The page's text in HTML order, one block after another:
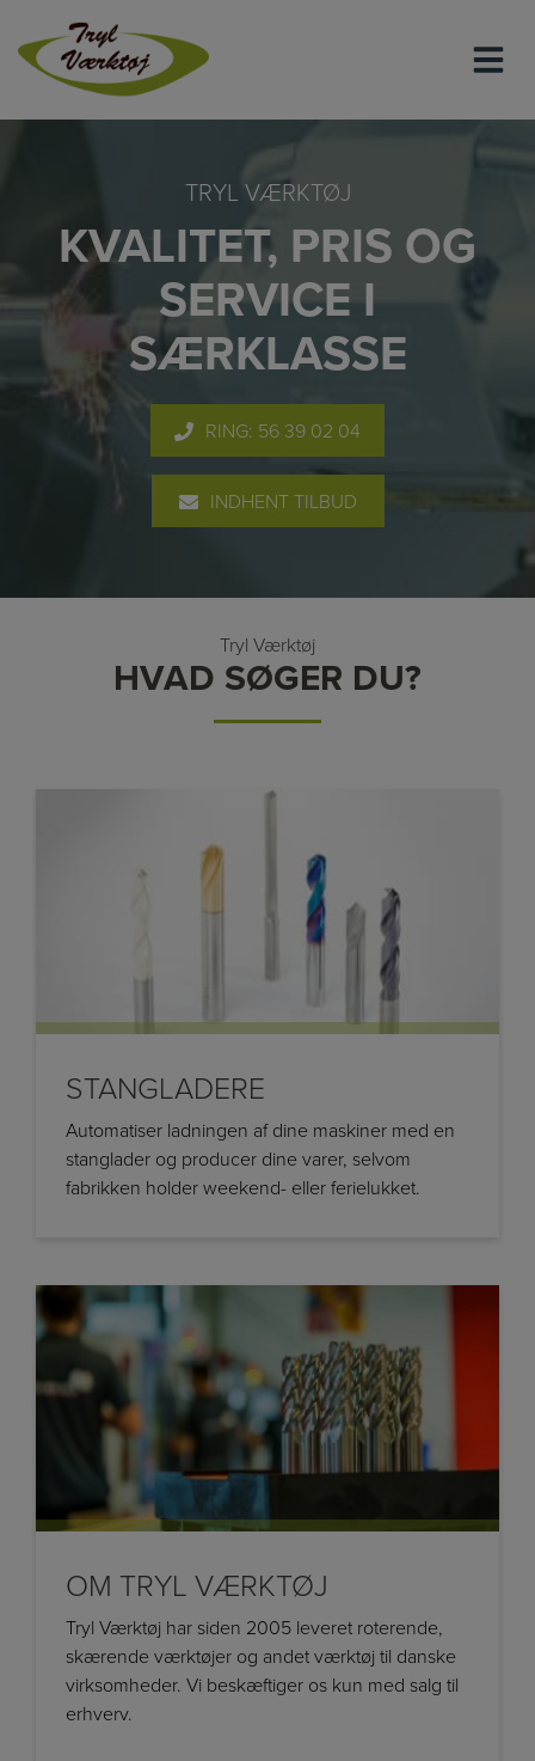
indholdet
TRYL VÆRKTØJ
KVALITET, PRIS OG
SERVICE I
SÆRKLASSE
RING: 56 39 02 04
INDHENT TILBUD
Tryl Værktøj
HVAD SØGER DU?
STANGLADERE
Automatiser ladningen af dine maskiner med en
stanglader og producer dine varer, selvom
fabrikken holder weekend- eller ferielukket.
OM TRYL VÆRKTØJ
Tryl Værktøj har siden 2005 leveret roterende,
skærende værktøjer og andet værktøj til danske
virksomheder. Vi beskæftiger os kun med salg til
erhverv.